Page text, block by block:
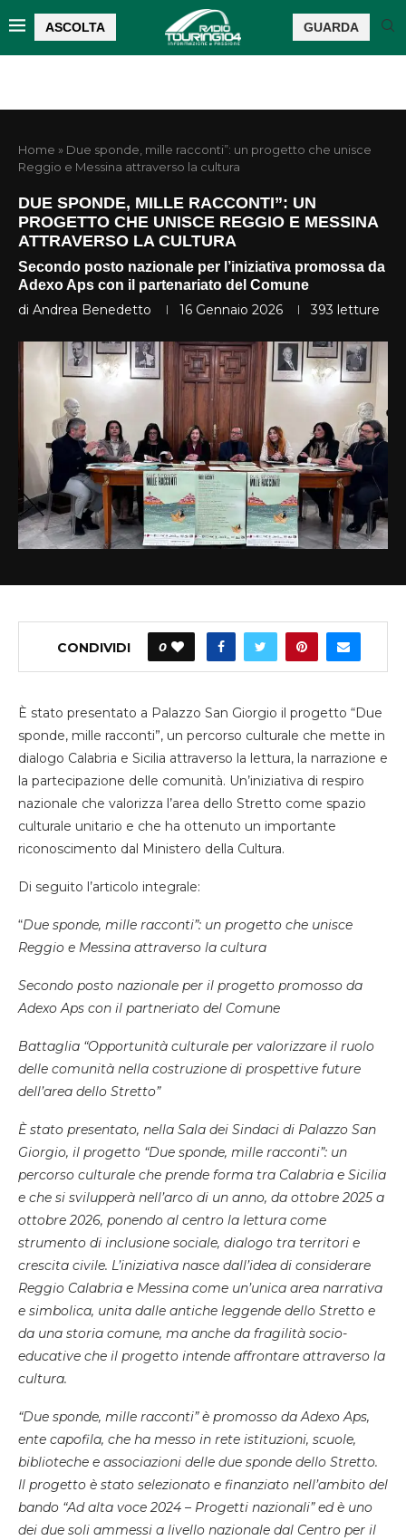
ASCOLTA GUARDA
Home » Due sponde, mille racconti”: un progetto che unisce
Reggio e Messina attraverso la cultura
DUE SPONDE, MILLE RACCONTI”: UN
PROGETTO CHE UNISCE REGGIO E MESSINA
ATTRAVERSO LA CULTURA
Secondo posto nazionale per l’iniziativa promossa da
Adexo Aps con il partenariato del Comune
di Andrea Benedetto 16 Gennaio 2026 393 letture
CONDIVIDI 0
È stato presentato a Palazzo San Giorgio il progetto “Due
sponde, mille racconti”, un percorso culturale che mette in
dialogo Calabria e Sicilia attraverso la lettura, la narrazione e
la partecipazione delle comunità. Un’iniziativa di respiro
nazionale che valorizza l’area dello Stretto come spazio
culturale unitario e che ha ottenuto un importante
riconoscimento dal Ministero della Cultura.
Di seguito l’articolo integrale:
“Due sponde, mille racconti”: un progetto che unisce
Reggio e Messina attraverso la cultura
Secondo posto nazionale per il progetto promosso da
Adexo Aps con il partneriato del Comune
Battaglia “Opportunità culturale per valorizzare il ruolo
delle comunità nella costruzione di prospettive future
dell’area dello Stretto”
È stato presentato, nella Sala dei Sindaci di Palazzo San
Giorgio, il progetto “Due sponde, mille racconti”: un
percorso culturale che prende forma tra Calabria e Sicilia
e che si svilupperà nell’arco di un anno, da ottobre 2025 a
ottobre 2026, ponendo al centro la lettura come
strumento di inclusione sociale, dialogo tra territori e
crescita civile. L’iniziativa nasce dall’idea di considerare
Reggio Calabria e Messina come un’unica area narrativa
e simbolica, unita dalle antiche leggende dello Stretto e
da una storia comune, ma anche da fragilità socio-
educative che il progetto intende affrontare attraverso la
cultura.
“Due sponde, mille racconti” è promosso da Adexo Aps,
ente capofila, che ha messo in rete istituzioni, scuole,
biblioteche e associazioni delle due sponde dello Stretto.
Il progetto è stato selezionato e finanziato nell’ambito del
bando “Ad alta voce 2024 – Progetti nazionali” ed è uno
dei due soli ammessi a livello nazionale dal Centro per il